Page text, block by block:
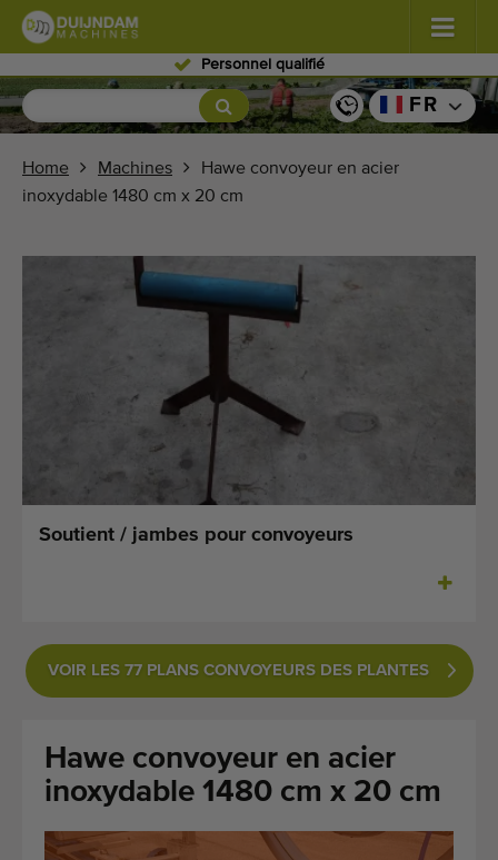
Personnel qualifié
Fleurs et plantes (587)
Légumes de serre (350)
Fruits (336)
(441)
Recherche par type
Dernières machines consultées
Machines
À propos de nous
FAQ
FR
Home Machines
Hawe convoyeur en acier
inoxydable 1480 cm x 20 cm
Soutient / jambes pour convoyeurs
VOIR LES 77 PLANS CONVOYEURS DES PLANTES
Hawe convoyeur en acier
inoxydable 1480 cm x 20 cm